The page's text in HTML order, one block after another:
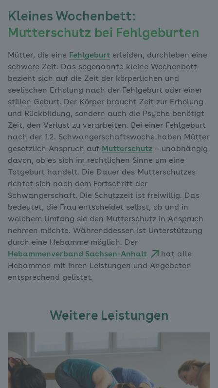
Kleines Wochenbett:
Mutterschutz bei Fehlgeburten
Mütter, die eine Fehlgeburt erleiden, durchleben eine
schwere Zeit. Das sogenannte kleine Wochenbett
bezieht sich auf die Zeit der körperlichen und
seelischen Erholung nach der Fehlgeburt oder einer
stillen Geburt. Der Körper braucht Zeit zur Erholung
und Rückbildung, sondern auch die Psyche benötigt
Zeit, den Verlust zu verarbeiten. Bei einer Fehlgeburt
nach der 12. Schwangerschaftswoche haben Mütter
gesetzlich Anspruch auf Mutterschutz – unabhängig
davon, ob es sich im rechtlichen Sinne um eine
Totgeburt handelt. Die Dauer des Mutterschutzes
richtet sich nach dem Fortschritt der
Schwangerschaft. Die Schutzzeit ist freiwillig. Das
bedeutet, die Frau entscheidet selbst, ob und in
welchem Umfang sie den Mutterschutz in Anspruch
nehmen möchte. Währenddessen ist Unterstützung
durch eine Hebamme möglich. Der
Hebammenverband Sachsen-Anhalt
hat alle
Hebammen mit ihren Leistungen und Angeboten
entsprechend gelistet.
Weitere Leistungen